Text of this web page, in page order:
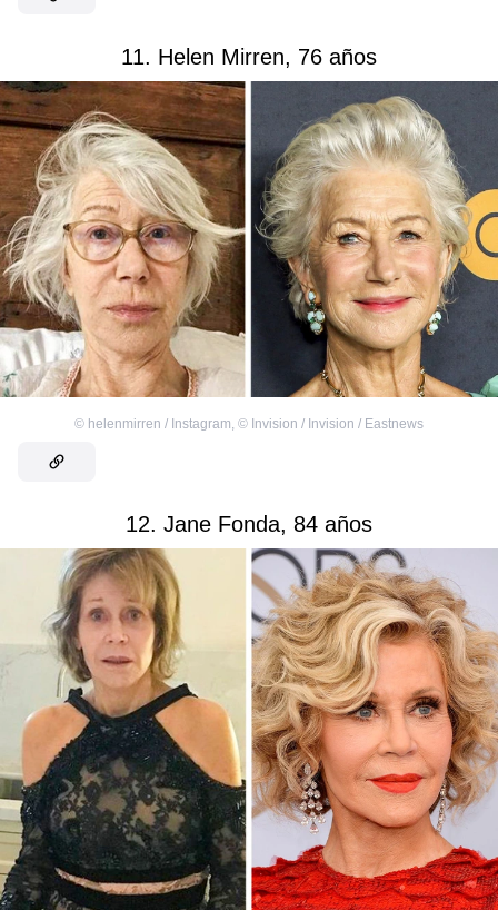
11. Helen Mirren, 76 años
© helenmirren / Instagram, © Invision / Invision / Eastnews
12. Jane Fonda, 84 años